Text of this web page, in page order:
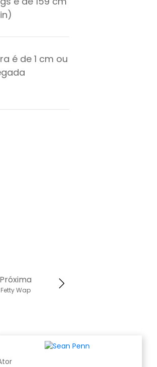
é de1 cm ou
Próxima
Fetty Wap